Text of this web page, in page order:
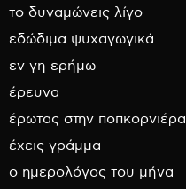
το δυναμώνεις λίγο
εδώδιμα ψυχαγωγικά
εν γη ερήμω
έρευνα
έρωτας στην ποπκορνιέρα
έχεις γράμμα
ο ημερολόγος του μήνα